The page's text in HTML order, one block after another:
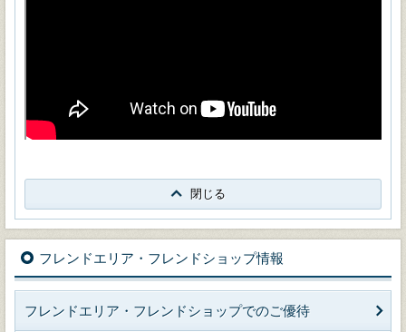
閉じる
フレンドエリア・フレンドショップ情報
フレンドエリア・フレンドショップでのご優待